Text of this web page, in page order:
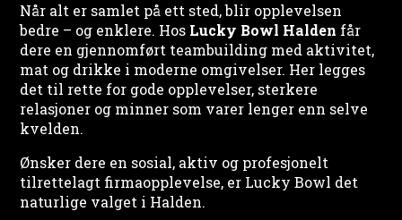
Når alt er samlet på ett sted, blir opplevelsen
bedre – og enklere. Hos Lucky Bowl Halden får
dere en gjennomført teambuilding med aktivitet,
mat og drikke i moderne omgivelser. Her legges
det til rette for gode opplevelser, sterkere
relasjoner og minner som varer lenger enn selve
kvelden.
Ønsker dere en sosial, aktiv og profesjonelt
tilrettelagt firmaopplevelse, er Lucky Bowl det
naturlige valget i Halden.